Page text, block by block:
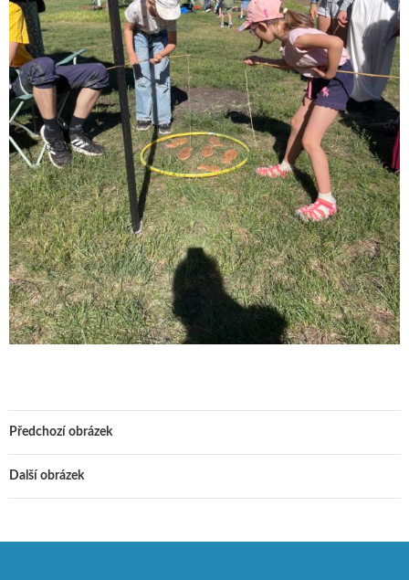
Předchozí obrázek
Další obrázek